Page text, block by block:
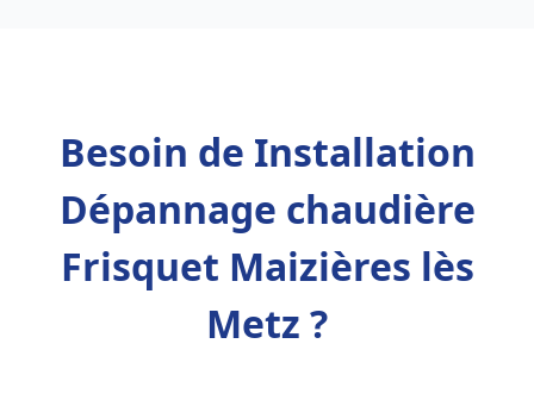
Besoin de Installation
Dépannage chaudière
Frisquet Maizières lès
Metz ?